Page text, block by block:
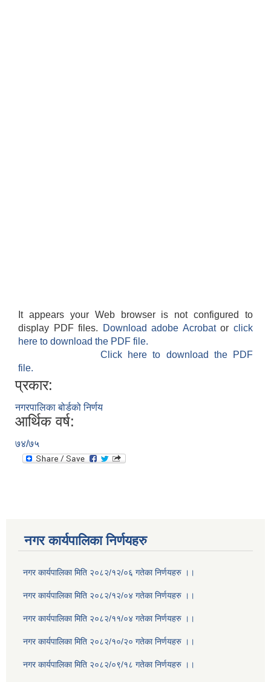
It appears your Web browser is not configured to
display PDF files.
Download adobe Acrobatorclick
here to download the PDF file.
Click here to download the PDF
file.
प्रकार:
नगरपालिका बोर्डको निर्णय
आर्थिक वर्ष:
७४/७५
नगर कार्यपालिका निर्णयहरु
नगर कार्यपालिका मिति २०८२/१२/०६ गतेका निर्णयहरु ।।
नगर कार्यपालिका मिति २०८२/१२/०४ गतेका निर्णयहरु ।।
नगर कार्यपालिका मिति २०८२/११/०४ गतेका निर्णयहरु ।।
नगर कार्यपालिका मिति २०८२/१०/२० गतेका निर्णयहरु ।।
नगर कार्यपालिका मिति २०८२/०९/१८ गतेका निर्णयहरु ।।